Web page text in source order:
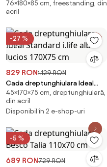
Standard Atelier Around 180x85
cm alb lucios
76×180×85 cm, freestanding, din
acril
-27 %
829 RON1.129 RON
Cada dreptunghiulara Ideal
Standard i.life alb lucios 170X75
cm
45×170×75 cm, dreptunghiulară,
din acril
Disponibil în 2 e-shop-uri
-5 %
689 RON729 RON